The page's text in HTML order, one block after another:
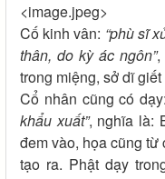
<image.jpeg>
Cố kinh vân: “phù sĩ
thân, do kỳ ác ngôn”,
trong miệng, sở dĩ
Cổ nhân cũng có dạy:
khẩu xuất”, nghĩa là:
đem vào, họa cũng
tạo ra. Phật dạy